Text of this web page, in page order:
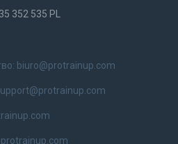
352 535 PL
biuro@protrainup.com